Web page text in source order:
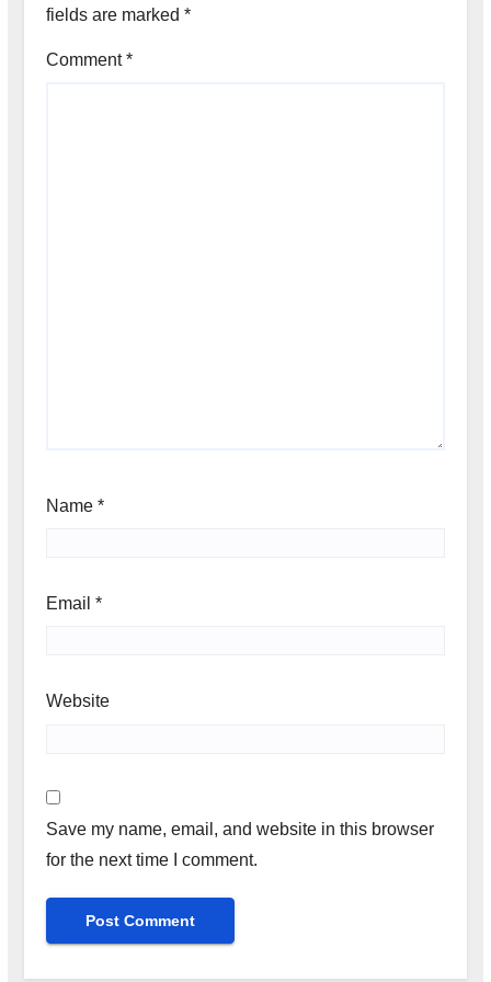
fields are marked *
Comment*
Name *
Email *
Website
Save my name, email, and website in this browser
for the next time I comment.